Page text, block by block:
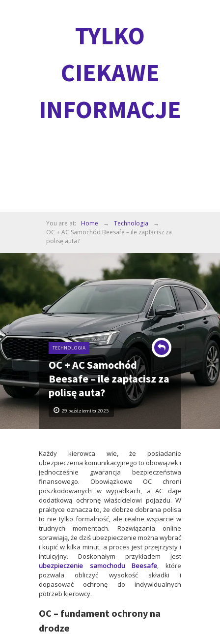
TYLKO
CIEKAWE
INFORMACJE
You are at: Home → Technologia
→
OC + AC Samochód Beesafe – ile zapłacisz za
polisę auta?
OC + AC Samochód
Beesafe – ile zapłacisz za
polisę auta?
29 października 2025
TECHNOLOGIA
Każdy kierowca wie, że posiadanie
ubezpieczenia komunikacyjnego to obowiązek i
jednocześnie gwarancja bezpieczeństwa
finansowego. Obowiązkowe OC chroni
poszkodowanych w wypadkach, a AC daje
dodatkową ochronę właścicielowi pojazdu. W
praktyce oznacza to, że dobrze dobrana polisa
to nie tylko formalność, ale realne wsparcie w
trudnych momentach. Rozwiązania online
sprawiają, że dziś ubezpieczenie można wybrać
i kupić w kilka minut, a proces jest przejrzysty i
intuicyjny. Doskonałym przykładem jest
ubezpieczenie samochodu Beesafe, które
pozwala obliczyć wysokość składki i
dopasować ochronę do indywidualnych
potrzeb kierowcy.
OC – fundament ochrony na
drodze